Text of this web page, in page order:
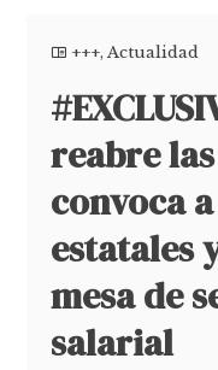
+++,Actualidad
reabre
convoca
estatales
mesa de
salarial